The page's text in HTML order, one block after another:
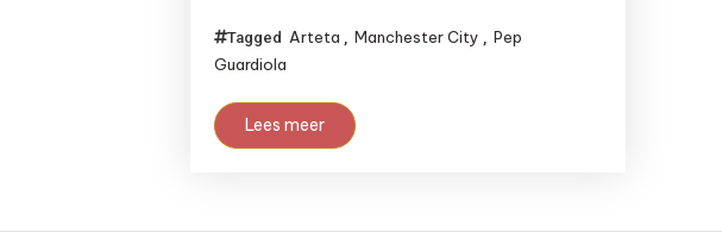
Tagged Arteta , Manchester City , Pep
Guardiola
Lees meer